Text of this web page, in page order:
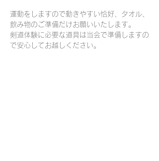
運動をしますので動きやすい恰好、タオル、
飲み物のご準備だけお願いいたします。
剣道体験に必要な道具は当会で準備しますの
で安心してお越しください。